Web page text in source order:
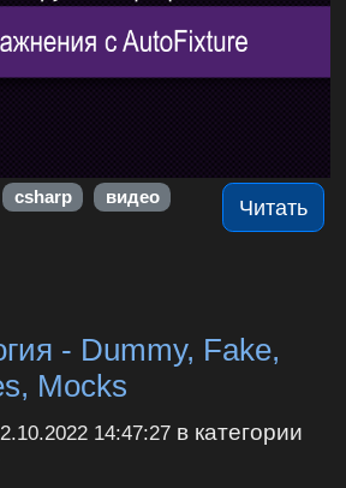
Читать
csharp
видео
- Dummy, Fake,
Mocks
14:47:27в категории